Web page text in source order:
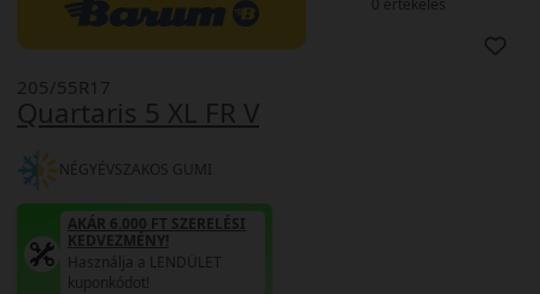
Quartaris 5 XL FR V
205/55R17
NÉGYÉVSZAKOS GUMI
AKÁR 6.000 FT SZERELÉSI
KEDVEZMÉNY!
Használja a LENDÜLET
kuponkódot!